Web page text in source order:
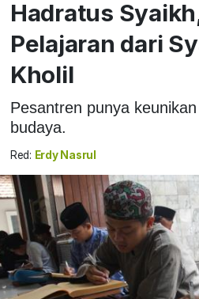
Hadratus
Pelajaran dari
Kholil
Pesantren punya
budaya.
Red: Erdy Nasrul